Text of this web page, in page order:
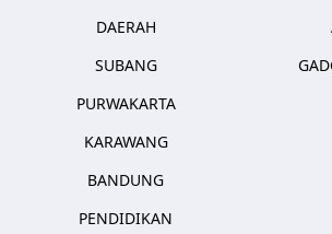
DAERAH
SUBANG
PURWAKARTA
KARAWANG
BANDUNG
PENDIDIKAN